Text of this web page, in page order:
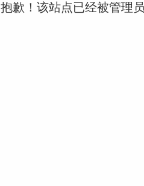
抱歉！该站点已经被管理